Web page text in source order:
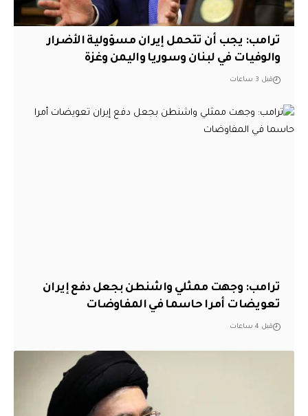
ترامب: يجب أن تتحمل إيران مسؤولية الأضرار
والوفيات في لبنان وسوريا واليمن وغزة
قبل 3 ساعات
‏ترامب: وجهت ممثلي واشنطن بجعل دفع إيران
تعويضات أمرا حاسما في المفاوضات
قبل 4 ساعات